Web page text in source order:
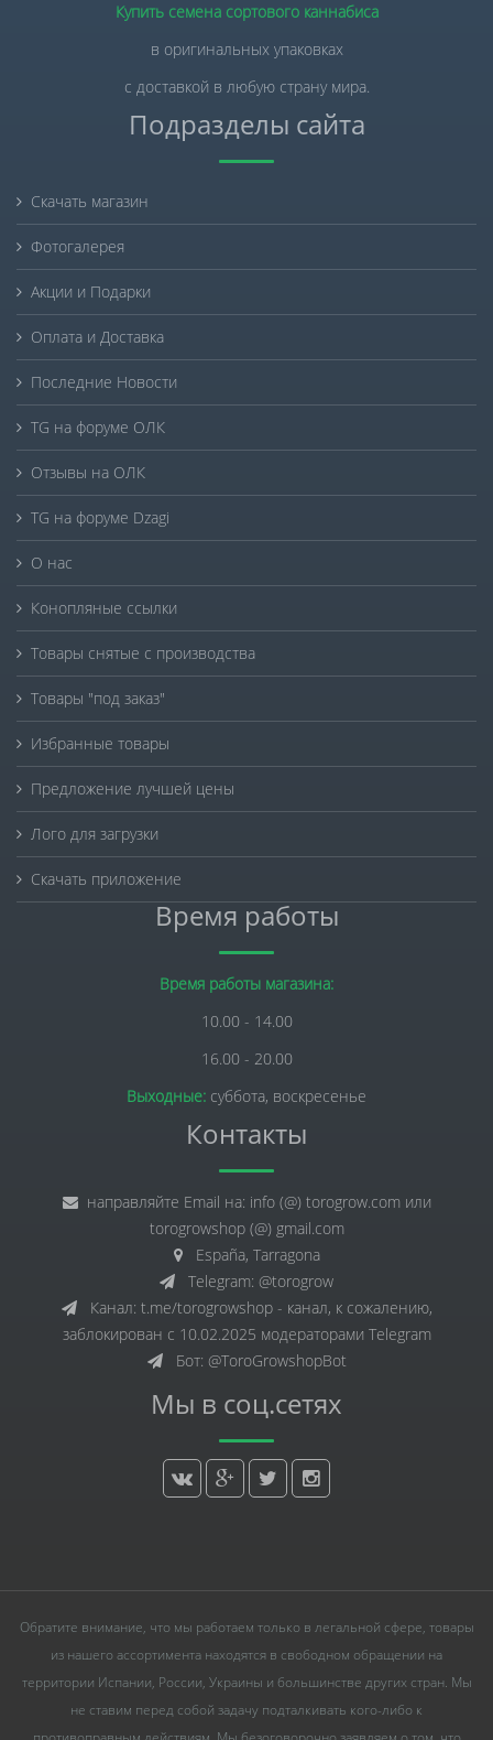
Купить семена сортового каннабиса
в оригинальных упаковках
с доставкой в любую страну мира.
Подразделы сайта
Скачать магазин
Фотогалерея
Акции и Подарки
Оплата и Доставка
Последние Новости
TG на форуме ОЛК
Отзывы на ОЛК
TG на форуме Dzagi
О нас
Конопляные ссылки
Товары снятые с производства
Товары "под заказ"
Избранные товары
Предложение лучшей цены
Лого для загрузки
Скачать приложение
Время работы
Время работы магазина:
10.00 - 14.00
16.00 - 20.00
Выходные: суббота, воскресенье
Контакты
направляйте Email на: info (@) torogrow.com или
torogrowshop (@) gmail.com
España, Tarragona
Telegram: @torogrow
Канал: t.me/torogrowshop - канал, к сожалению,
заблокирован с 10.02.2025 модераторами Telegram
Бот: @ToroGrowshopBot
Мы в соц.сетях
Обратите внимание, что мы работаем только в легальной сфере, товары
из нашего ассортимента находятся в свободном обращении на
территории Испании, России, Украины и большинстве других стран. Мы
не ставим перед собой задачу подталкивать кого-либо к